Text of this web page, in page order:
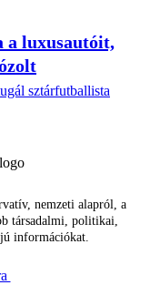
a luxusautóit,
sztárfutballista
nemzeti alapról, a
társadalmi, politikai,
információkat.